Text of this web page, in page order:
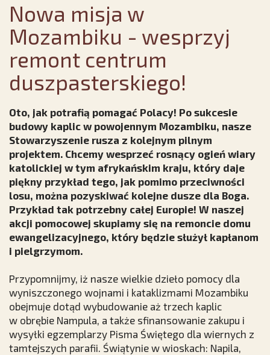
Nowa misja w
Mozambiku - wesprzyj
remont centrum
duszpasterskiego!
Oto, jak potrafią pomagać Polacy! Po sukcesie
budowy kaplic w powojennym Mozambiku, nasze
Stowarzyszenie rusza z kolejnym pilnym
projektem. Chcemy wesprzeć rosnący ogień wiary
katolickiej w tym afrykańskim kraju, który daje
piękny przykład tego, jak pomimo przeciwności
losu, można pozyskiwać kolejne dusze dla Boga.
Przykład tak potrzebny całej Europie! W naszej
akcji pomocowej skupiamy się na remoncie domu
ewangelizacyjnego, który będzie służył kapłanom
i pielgrzymom.
Przypomnijmy, iż nasze wielkie dzieło pomocy dla
wyniszczonego wojnami i kataklizmami Mozambiku
obejmuje dotąd wybudowanie aż trzech kaplic
w obrębie Nampula, a także sfinansowanie zakupu i
wysyłki egzemplarzy Pisma Świętego dla wiernych z
tamtejszych parafii. Świątynie w wioskach: Napila,